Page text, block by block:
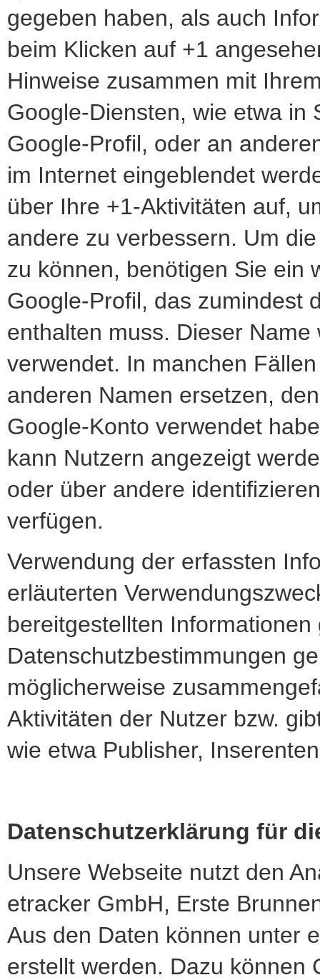
gegeben haben, als auch
beim Klicken auf +1
Hinweise zusammen mit
Google-Diensten, wie etwa in
Google-Profil, oder an
im Internet eingeblendet
über Ihre +1-Aktivitäten auf,
andere zu verbessern. Um
zu können, benötigen Sie ein
Google-Profil, das zumindest
enthalten muss. Dieser
verwendet. In manchen
anderen Namen ersetzen,
Google-Konto verwendet
kann Nutzern angezeigt
oder über andere
verfügen.
Verwendung der erfassten
erläuterten
bereitgestellten
Datenschutzbestimmungen
möglicherweise
Aktivitäten der Nutzer bzw.
wie etwa Publisher,
Datenschutzerklärung für
Unsere Webseite nutzt den
etracker GmbH, Erste
Aus den Daten können unter
erstellt werden. Dazu können